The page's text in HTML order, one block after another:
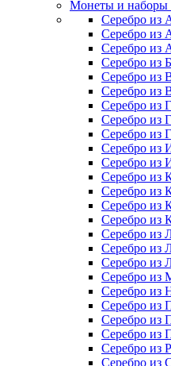
Монеты и наборы
Серебро из
Серебро из
Серебро из
Серебро из
Серебро из
Серебро из
Серебро из
Серебро из
Серебро из
Серебро из
Серебро из
Серебро из
Серебро из
Серебро из
Серебро из
Серебро из
Серебро из
Серебро из
Серебро из
Серебро из
Серебро из
Серебро из
Серебро из
Серебро из
Серебро из